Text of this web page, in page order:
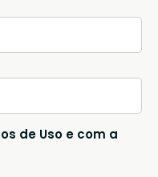
de Uso e com a